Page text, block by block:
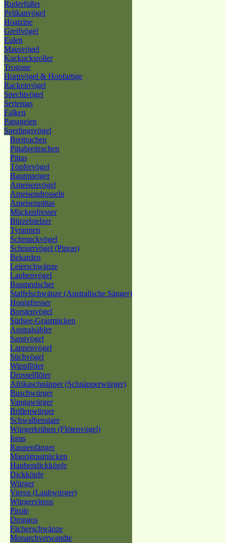
Ruderfüßer
Pelikanvögel
Hoatzine
Greifvögel
Eulen
Mausvögel
Kuckucksroller
Trogone
Hornvögel & Hopfartige
Rackenvögel
Spechtvögel
Seriemas
Falken
Papageien
Sperlingsvögel
Breitrachen
Pittabreitrachen
Pittas
Töpfervögel
Baumsteiger
Ameisenvögel
Ameisendrosseln
Ameisenpittas
Mückenfresser
Bürzelstelzer
Tyrannen
Schmuckvögel
Schnurrvögel (Pipras)
Bekarden
Leierschwänze
Laubenvögel
Baumrutscher
Staffelschwänze (Australische Sänger)
Honigfresser
Borstenvögel
Südsee-Grasmücken
Australsäbler
Samtvögel
Lappenvögel
Stichvögel
Wippflöter
Drosselflöter
Afrikaschnäpper (Schnäpperwürger)
Buschwürger
Vangawürger
Brillenwürger
Schwalbenstare
Würgerkrähen (Flötenvögel)
Ioras
Raupenfänger
Maorigrasmücken
Haubendickköpfe
Dickköpfe
Würger
Vireos (Laubwürger)
Würgervireos
Pirole
Drongos
Fächerschwänze
Monarchverwandte